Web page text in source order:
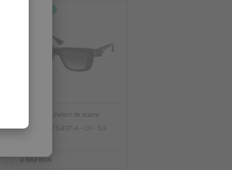
Ochelari de soare
MAHINE DTS437-A - 01 - 53
2 582 RON